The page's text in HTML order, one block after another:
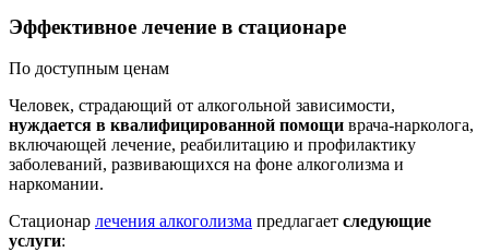
Эффективное лечение в стационаре
По доступным ценам
Человек, страдающий от алкогольной зависимости,
нуждается в квалифицированной помощи врача-нарколога,
включающей лечение, реабилитацию и профилактику
заболеваний, развивающихся на фоне алкоголизма и
наркомании.
Стационар лечения алкоголизма предлагает следующие
услуги: